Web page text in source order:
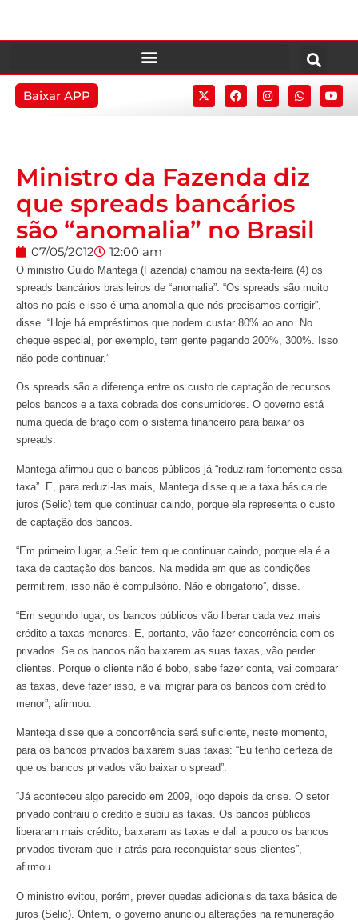
Baixar APP
Ministro da Fazenda diz
que spreads bancários
são “anomalia” no Brasil
07/05/2012 12:00 am
O ministro Guido Mantega (Fazenda) chamou na sexta-feira (4) os
spreads bancários brasileiros de “anomalia”. “Os spreads são muito
altos no país e isso é uma anomalia que nós precisamos corrigir”,
disse. “Hoje há empréstimos que podem custar 80% ao ano. No
cheque especial, por exemplo, tem gente pagando 200%, 300%. Isso
não pode continuar.”
Os spreads são a diferença entre os custo de captação de recursos
pelos bancos e a taxa cobrada dos consumidores. O governo está
numa queda de braço com o sistema financeiro para baixar os
spreads.
Mantega afirmou que o bancos públicos já “reduziram fortemente essa
taxa”. E, para reduzi-las mais, Mantega disse que a taxa básica de
juros (Selic) tem que continuar caindo, porque ela representa o custo
de captação dos bancos.
“Em primeiro lugar, a Selic tem que continuar caindo, porque ela é a
taxa de captação dos bancos. Na medida em que as condições
permitirem, isso não é compulsório. Não é obrigatório”, disse.
“Em segundo lugar, os bancos públicos vão liberar cada vez mais
crédito a taxas menores. E, portanto, vão fazer concorrência com os
privados. Se os bancos não baixarem as suas taxas, vão perder
clientes. Porque o cliente não é bobo, sabe fazer conta, vai comparar
as taxas, deve fazer isso, e vai migrar para os bancos com crédito
menor”, afirmou.
Mantega disse que a concorrência será suficiente, neste momento,
para os bancos privados baixarem suas taxas: “Eu tenho certeza de
que os bancos privados vão baixar o spread”.
“Já aconteceu algo parecido em 2009, logo depois da crise. O setor
privado contraiu o crédito e subiu as taxas. Os bancos públicos
liberaram mais crédito, baixaram as taxas e dali a pouco os bancos
privados tiveram que ir atrás para reconquistar seus clientes”,
afirmou.
O ministro evitou, porém, prever quedas adicionais da taxa básica de
juros (Selic). Ontem, o governo anunciou alterações na remuneração